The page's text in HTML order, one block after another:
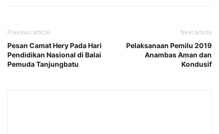
Previous article
Pesan Camat Hery Pada Hari
Pendidikan Nasional di Balai
Pemuda Tanjungbatu
Next article
Pelaksanaan Pemilu 2019
Anambas Aman dan
Kondusif